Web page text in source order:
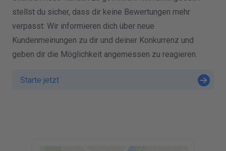
stellst du sicher, dass dir keine Bewertungen mehr
verpasst: Wir informieren dich über neue
Kundenmeinungen zu dir und deiner Konkurrenz und
geben dir die Möglichkeit angemessen zu reagieren.
Starte jetzt